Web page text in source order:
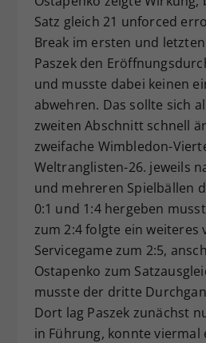
Satz gleich 21 unforced
Break im ersten und
Paszek den
und musste dabei keinen
abwehren. Das sollte sich
zweiten Abschnitt schnell
zweifache Wimbledon-
Weltranglisten-26. jeweils
und mehreren Spielbällen
0:1 und 1:4 hergeben
zum 2:4 folgte ein weiteres
Servicegame zum 2:5,
Ostapenko zum
musste der dritte
Dort lag Paszek zunächst
in Führung, konnte viermal